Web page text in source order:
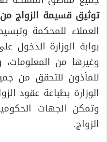
توثيق قسيمة الزواج
العملاء للمحكمة
بوابة الوزارة الدخول
وغيرها من
للمأذون للتحقق من
الوزارة بطباعة عقود
وتمكن الجهات
الزواج.